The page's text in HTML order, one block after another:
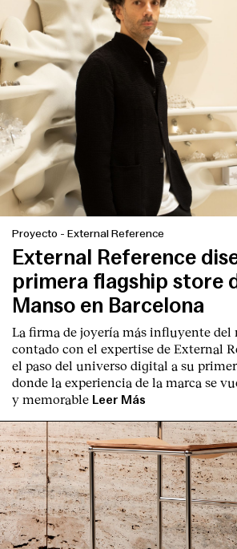
Proyecto - External Reference
External Reference
primera flagship store
Manso en Barcelona
La firma de joyería más influyente del
contado con el expertise de External
el paso del universo digital a su
donde la experiencia de la marca se
y memorable Leer Más